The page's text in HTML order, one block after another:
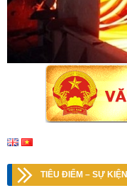
TIÊU ĐIỂM – SỰ KIỆN